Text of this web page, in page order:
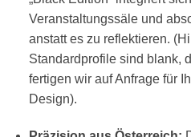
Veranstaltungssäle und
anstatt es zu reflektieren.
Standardprofile sind blank,
fertigen wir auf Anfrage für
Design).